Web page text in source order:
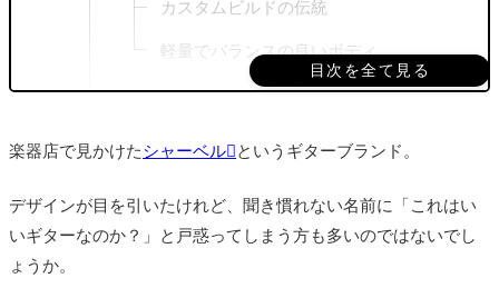
目次を全て見る
カスタムビルドの伝統
軽量でバランスの良いボディ
シャーベルギターの良い評価
信頼性の高い作り
楽器店で見かけたシャーベル というギターブランド。
デザインが目を引いたけれど、聞き慣れない名前に「これはい
いギターなのか？」と戸惑ってしまう方も多いのではないでし
ょうか。